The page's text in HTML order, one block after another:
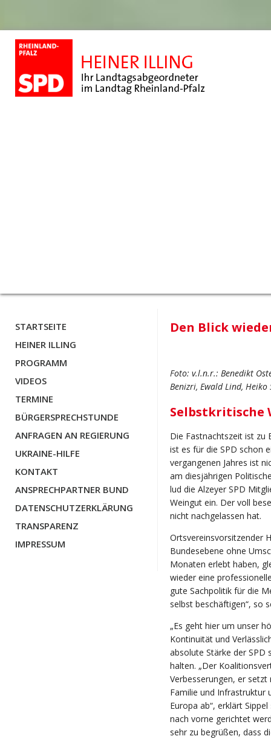
STARTSEITE
HEINER ILLING
PROGRAMM
VIDEOS
TERMINE
BÜRGERSPRECHSTUNDE
ANFRAGEN AN REGIERUNG
UKRAINE-HILFE
KONTAKT
ANSPRECHPARTNER BUND
DATENSCHUTZERKLÄRUNG
TRANSPARENZ
IMPRESSUM
Den Blick
Foto: v.l.n.r.: Benedikt
Benizri, Ewald Lind, Heiko
Selbstkritische
Die Fastnachtszeit ist zu
ist es für die SPD schon
vergangenen Jahres ist
am diesjährigen
lud die Alzeyer SPD
Weingut ein. Der voll
nicht nachgelassen hat.
Ortsvereinsvorsitzender
Bundesebene ohne
Monaten erlebt haben,
wieder eine
gute Sachpolitik für die
selbst beschäftigen“, so
„Es geht hier um unser
Kontinuität und
absolute Stärke der
halten. „Der
Verbesserungen, er
Familie und Infrastruktur
Europa ab“, erklärt
nach vorne gerichtet
sehr zu begrüßen, dass